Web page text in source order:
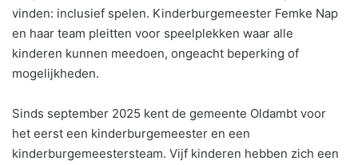
vinden: inclusief spelen. Kinderburgemeester Femke Nap
en haar team pleitten voor speelplekken waar alle
kinderen kunnen meedoen, ongeacht beperking of
mogelijkheden.
Sinds september 2025 kent de gemeente Oldambt voor
het eerst een kinderburgemeester en een
kinderburgemeestersteam. Vijf kinderen hebben zich een